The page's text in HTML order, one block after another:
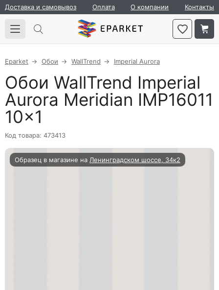
Доставка и самовывоз Оплата О компании Контакты
Eparket Обои WallTrend Imperial Aurora
Обои WallTrend Imperial
Aurora Meridian IMP16011
10×1
Код товара: 473413
Образец в магазине на Ленинградском шоссе, 34к2